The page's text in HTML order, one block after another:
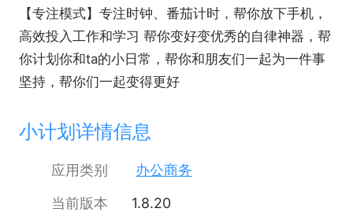
【专注模式】专注时钟、番茄计时，帮你放下手机，
高效投入工作和学习 帮你变好变优秀的自律神器，帮
你计划你和ta的小日常，帮你和朋友们一起为一件事
坚持，帮你们一起变得更好
小计划详情信息
应用类别
办公商务
当前版本
1.8.20